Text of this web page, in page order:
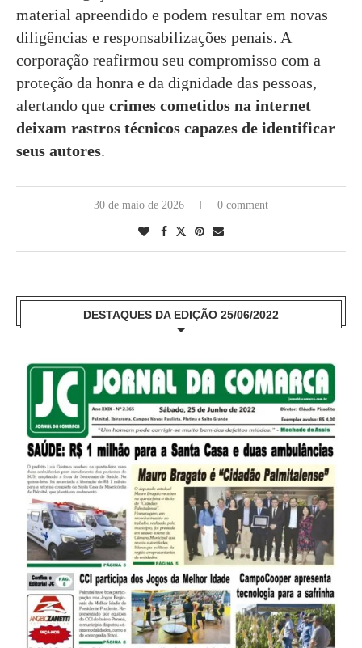
material apreendido e podem resultar em novas
diligências e responsabilizações penais. A
corporação reafirmou seu compromisso com a
proteção da honra e da dignidade das pessoas,
alertando que crimes cometidos na internet
deixam rastros técnicos capazes de identificar
seus autores.
30 de maio de 2026 0 comment
DESTAQUES DA EDIÇÃO 25/06/2022